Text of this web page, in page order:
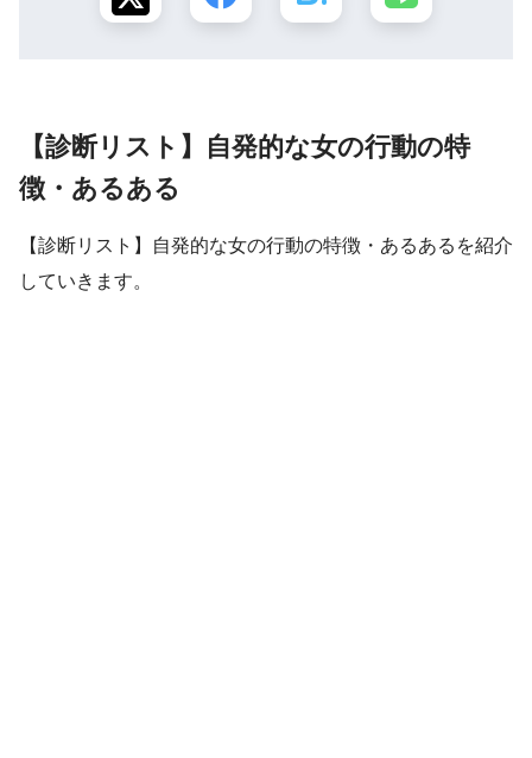
【診断リスト】自発的な女の行動の特
徴・あるある
【診断リスト】自発的な女の行動の特徴・あるあるを紹介
していきます。